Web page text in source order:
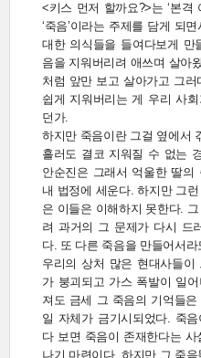
<키스 먼저 할까요?>는 ‘본격
‘죽음’이라는 주제를 담게 되
대한 의식들을 들여다보게 만
음을 지워버리려 애쓰며 살아
처럼 앞만 보고 살아가고 그
쉽게 지워버리는 게 우리 사
던가.
하지만 죽음이란 그걸 옆에서
흘러도 결코 지워질 수 없는
안순진은 그래서 억울한 딸의
내 법정에 세운다. 하지만 그
은 이들은 이해하지 못한다.
려 과거의 그 문제가 다시 드
다. 또 다른 죽음을 만들어서라
우리의 상처 많은 현대사들이
가 붕괴되고 가스 폭발이 일
져도 금세 그 죽음의 기억들
일 자체가 금기시되었다. 죽
다 보면 죽음이 존재한다는
나기 마련이다. 하지만 그 죽